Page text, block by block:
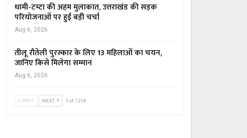
धामी-टम्टा की अहम मुलाकात, उत्तराखंड की सड़क
परियोजनाओं पर हुई बड़ी चर्चा
Aug 6, 2026
तीलू रौतेली पुरस्कार के लिए 13 महिलाओं का चयन,
जानिए किसे मिलेगा सम्मान
Aug 6, 2026
PREV NEXT 1 of 7,319